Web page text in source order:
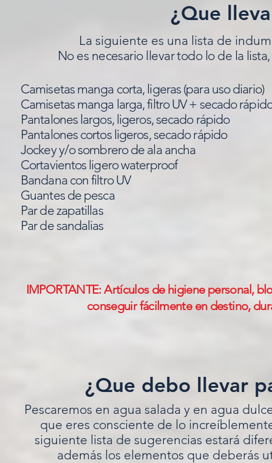
¿Que
IMPORTANTE: Artículos de higiene personal,
conseguir fácilmente en destino,
Camisetas manga corta, ligeras (para uso diario)
Camisetas manga larga, filtro UV + secado
Pantalones largos, ligeros, secado rápido
Pantalones cortos ligeros, secado rápido
Jockey y/o sombrero de ala ancha
Cortavientos ligero waterproof
Bandana con filtro UV
Guantes de pesca
Par de zapatillas
Par de sandalias
La siguiente es una lista de
No es necesario llevar todo lo de la
¿Que debo llevar
Pescaremos en agua salada y en agua
que eres consciente de lo
siguiente lista de sugerencias estará
además los elementos que deberás